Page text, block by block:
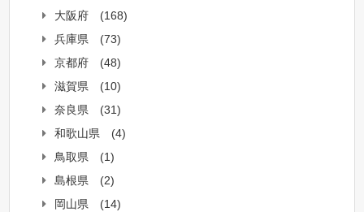
大阪府
(168)
兵庫県
(73)
京都府
(48)
滋賀県
(10)
奈良県
(31)
和歌山県
(4)
鳥取県
(1)
島根県
(2)
岡山県
(14)